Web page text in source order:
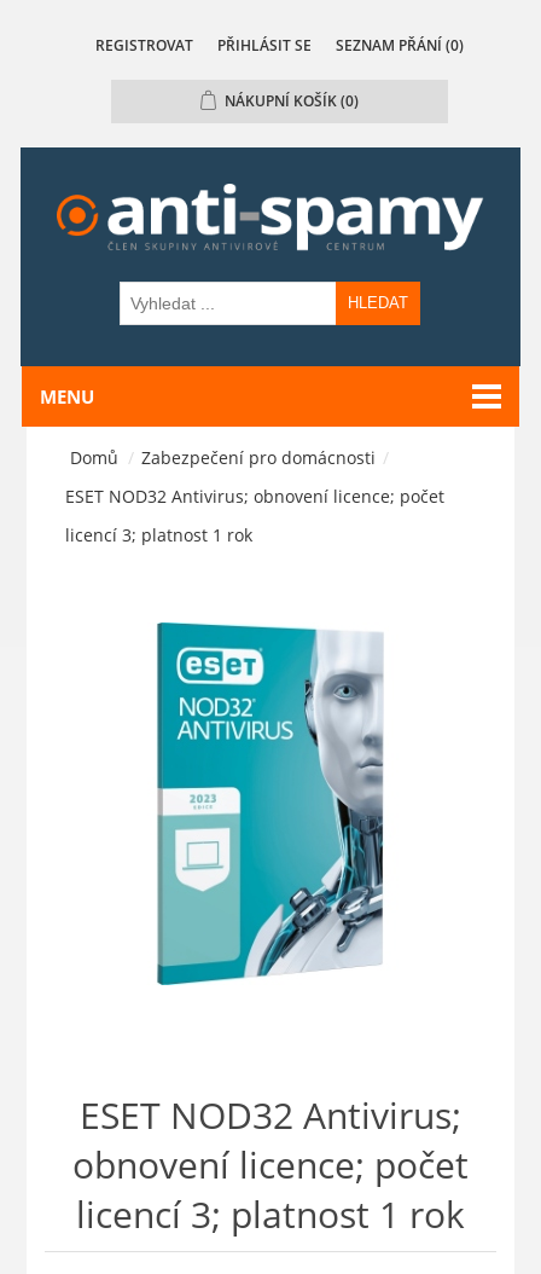
REGISTROVAT PŘIHLÁSIT SE SEZNAM PŘÁNÍ (0)
NÁKUPNÍ KOŠÍK(0)
HLEDAT
MENU
Domů / Zabezpečení pro domácnosti /
ESET NOD32 Antivirus; obnovení licence; počet
licencí 3; platnost 1 rok
ESET NOD32 Antivirus;
obnovení licence; počet
licencí 3; platnost 1 rok